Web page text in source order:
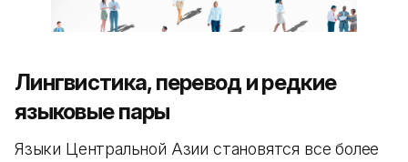
Лингвистика, перевод и редкие
языковые пары
Языки Центральной Азии становятся все более